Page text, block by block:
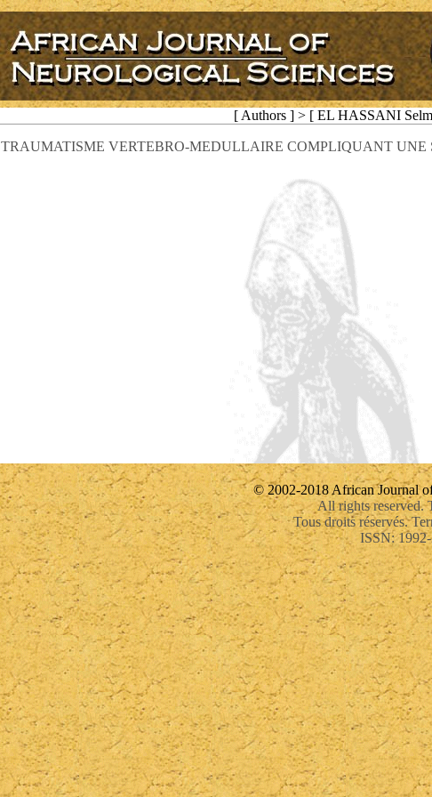
[ Authors ] > [ EL HASSANI
TRAUMATISME VERTEBRO-MEDULLAIRE COMPLIQUANT
© 2002-2018 African Journal
All rights reserved.
Tous droits réservés.
ISSN: